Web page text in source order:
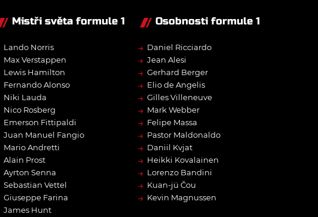
Mistři světa formule 1
Lando Norris
Max Verstappen
Lewis Hamilton
Fernando Alonso
Niki Lauda
Nico Rosberg
Emerson Fittipaldi
Juan Manuel Fangio
Mario Andretti
Alain Prost
Ayrton Senna
Sebastian Vettel
Giuseppe Farina
James Hunt
Osobnosti formule 1
→ Daniel Ricciardo
→ Jean Alesi
→ Gerhard Berger
→ Elio de Angelis
→ Gilles Villeneuve
→ Mark Webber
→ Felipe Massa
→ Pastor Maldonaldo
→ Daniil Kvjat
→ Heikki Kovalainen
→ Lorenzo Bandini
→ Kuan-jü Čou
→ Kevin Magnussen